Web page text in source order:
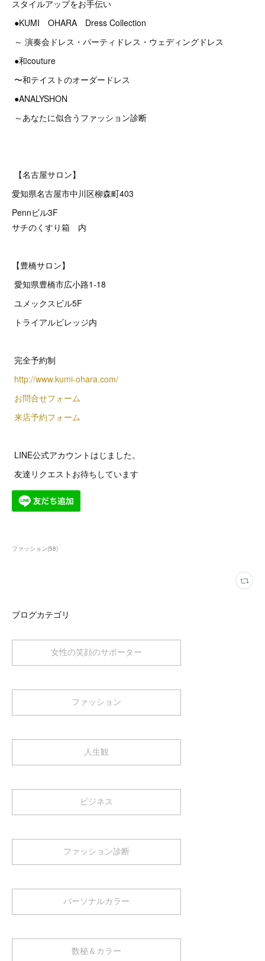
スタイルアップをお手伝い
●KUMI OHARA Dress Collection
～ 演奏会ドレス・パーティドレス・ウェディングドレス
●和couture
〜和テイストのオーダードレス
●ANALYSHON
～あなたに似合うファッション診断
【名古屋サロン】
愛知県名古屋市中川区柳森町403
Pennビル3F
サチのくすり箱 内
【豊橋サロン】
愛知県豊橋市広小路1-18
ユメックスビル5F
トライアルビレッジ内
完全予約制
http://www.kumi-ohara.com/
お問合せフォーム
来店予約フォーム
LINE公式アカウントはじました。
友達リクエストお待ちしています
ファッション(58)
ブログカテゴリ
女性の笑顔のサポーター
ファッション
人生観
ビジネス
ファッション診断
パーソナルカラー
数秘＆カラー